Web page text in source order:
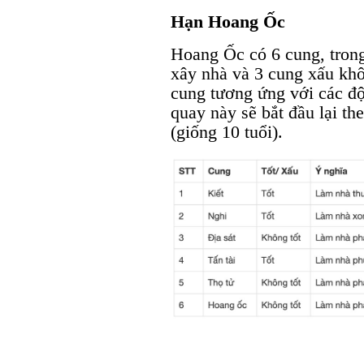
Hạn Hoang Ốc
Hoang Ốc có 6 cung,
xây nhà và 3 cung xấu
cung tương ứng với các
quay này sẽ bắt đầu lại
(giống 10 tuổi).